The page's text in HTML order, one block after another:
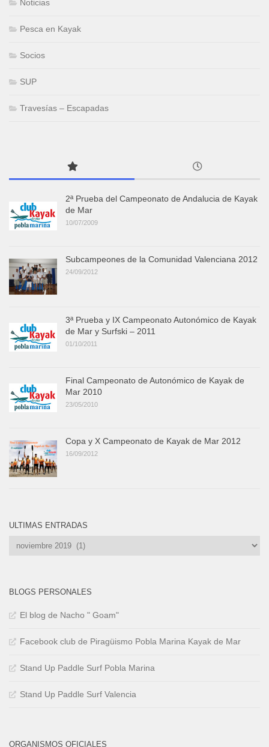
Noticias
Pesca en Kayak
Socios
SUP
Travesías – Escapadas
2ª Prueba del Campeonato de Andalucia de Kayak
de Mar
10/07/2009
Subcampeones de la Comunidad Valenciana 2012
24/09/2012
3ª Prueba y IX Campeonato Autonómico de Kayak
de Mar y Surfski – 2011
01/10/2011
Final Campeonato de Autonómico de Kayak de
Mar 2010
23/05/2010
Copa y X Campeonato de Kayak de Mar 2012
16/09/2012
ULTIMAS ENTRADAS
Ultimas
BLOGS PERSONALES
El blog de Nacho " Goam"
Facebook club de Piragüismo Pobla Marina Kayak de Mar
Stand Up Paddle Surf Pobla Marina
Stand Up Paddle Surf Valencia
ORGANISMOS OFICIALES